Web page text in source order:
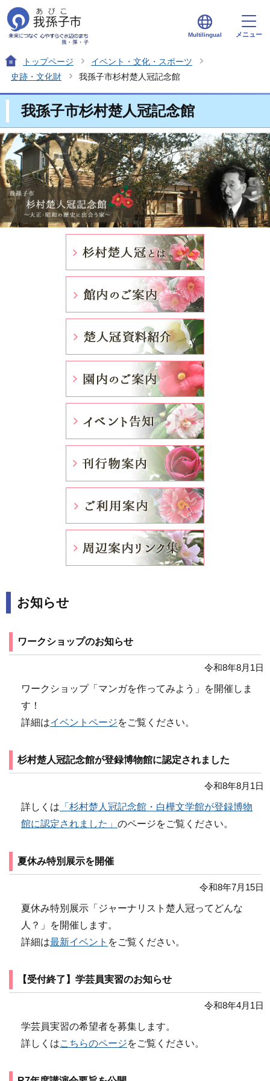
Multilingual メニュー
トップページ
イベント・文化・スポーツ
史跡・文化財
我孫子市杉村楚人冠記念館
我孫子市杉村楚人冠記念館
お知らせ
ワークショップのお知らせ
令和8年8月1日
ワークショップ「マンガを作ってみよう」を開催しま
す！
詳細はイベントページをご覧ください。
杉村楚人冠記念館が登録博物館に認定されました
令和8年8月1日
詳しくは 「杉村楚人冠記念館・白樺文学館が登録博物
館に認定されました」 のページをご覧ください。
夏休み特別展示を開催
令和8年7月15日
夏休み特別展示「ジャーナリスト楚人冠ってどんな
人？」を開催します。
詳細は最新イベント をご覧ください。
【受付終了】学芸員実習のお知らせ
令和8年4月1日
学芸員実習の希望者を募集します。
詳しくはこちらのページをご覧ください。